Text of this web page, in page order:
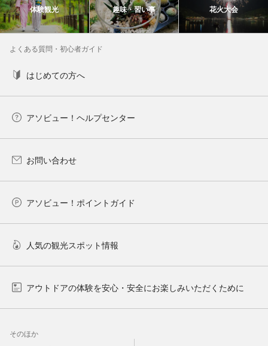
体験観光 趣味・習い事 花火大会
よくある質問・初心者ガイド
はじめての方へ
アソビュー！ヘルプセンター
お問い合わせ
アソビュー！ポイントガイド
人気の観光スポット情報
アウトドアの体験を安心・安全にお楽しみいただくために
そのほか